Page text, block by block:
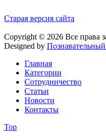
Старая версия сайта
Copyright © 2026 Все права
Designed by
Главная
Категории
Сотрудничество
Статьи
Новости
Контакты
Top